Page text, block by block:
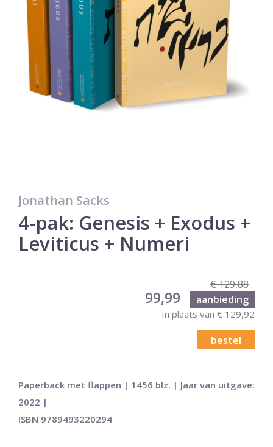
Jonathan Sacks
4-pak: Genesis + Exodus +
Leviticus + Numeri
€ 129,88
99,99 aanbieding
In plaats van € 129,92
bestel
Paperback met flappen | 1456 blz. | Jaar van uitgave:
2022 |
ISBN 9789493220294